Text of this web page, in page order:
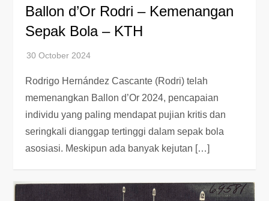
Ballon d’Or Rodri – Kemenangan
Sepak Bola – KTH
Rodrigo Hernández Cascante (Rodri) telah
memenangkan Ballon d’Or 2024, pencapaian
individu yang paling mendapat pujian kritis dan
seringkali dianggap tertinggi dalam sepak bola
asosiasi. Meskipun ada banyak kejutan […]